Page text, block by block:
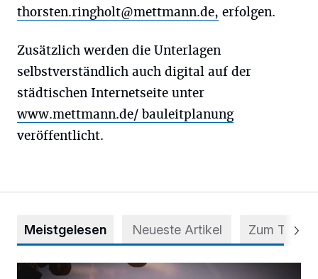
thorsten.ringholt@mettmann.de, erfolgen.
Zusätzlich werden die Unterlagen
selbstverständlich auch digital auf der
städtischen Internetseite unter
www.mettmann.de/ bauleitplanung
veröffentlicht.
Meistgelesen Neueste Artikel Zum Thema
Mehr als nur ein Festival